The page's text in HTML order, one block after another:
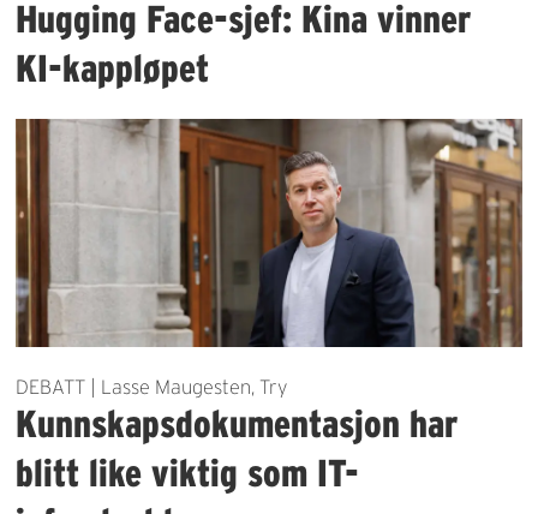
Hugging Face-sjef: Kina vinner
KI-kappløpet
DEBATT | Lasse Maugesten, Try
Kunnskapsdokumentasjon har
blitt like viktig som IT-